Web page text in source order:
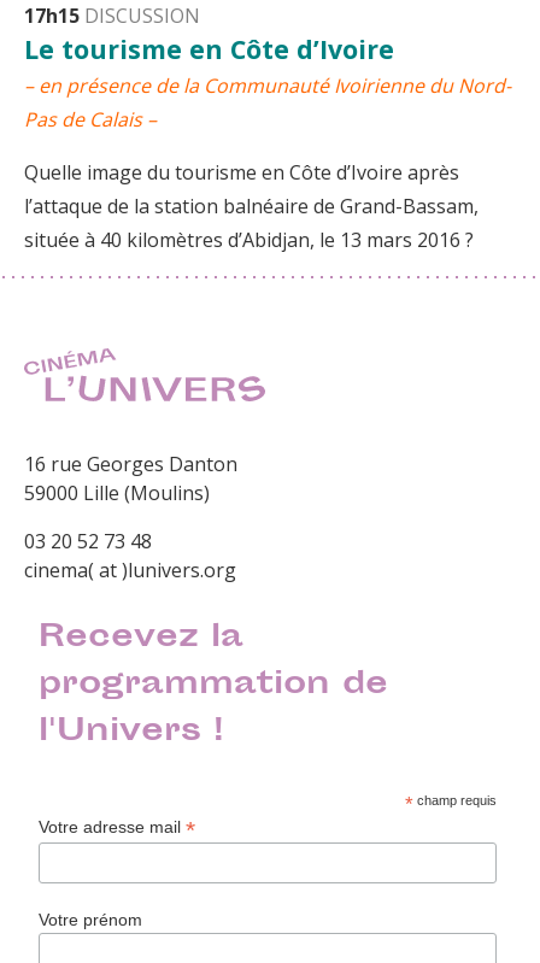
17h15 DISCUSSION
Le tourisme en Côte d’Ivoire
– en présence de la Communauté Ivoirienne du Nord-
Pas de Calais –
Quelle image du tourisme en Côte d’Ivoire après
l’attaque de la station balnéaire de Grand-Bassam,
située à 40 kilomètres d’Abidjan, le 13 mars 2016 ?
16 rue Georges Danton
59000 Lille (Moulins)
03 20 52 73 48
cinema( at )lunivers.org
Recevez la
programmation de
l'Univers !
* champ requis
Votre adresse mail*
Votre prénom